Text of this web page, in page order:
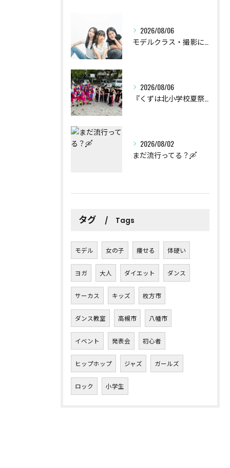
2026/08/06
モデルクラス・撮影に挑戦しました。
2026/08/06
『くずは北小学校夏祭り』出演報告
2026/08/02
まだ流行ってる？🛶
タグ Tags
モデル 女の子 痩せる 体硬い
ヨガ 大人 ダイエット ダンス
サーカス キッズ 枚方市
ダンス教室 高槻市 八幡市
イベント 発表会 初心者
ヒップホップ ジャズ ガールズ
ロック 小学生